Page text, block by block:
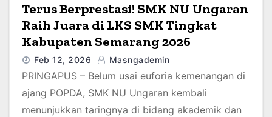
Terus Berprestasi! SMK NU Ungaran
Raih Juara di LKS SMK Tingkat
Kabupaten Semarang 2026
Feb 12, 2026 Masngademin
PRINGAPUS – Belum usai euforia kemenangan di
ajang POPDA, SMK NU Ungaran kembali
menunjukkan taringnya di bidang akademik dan